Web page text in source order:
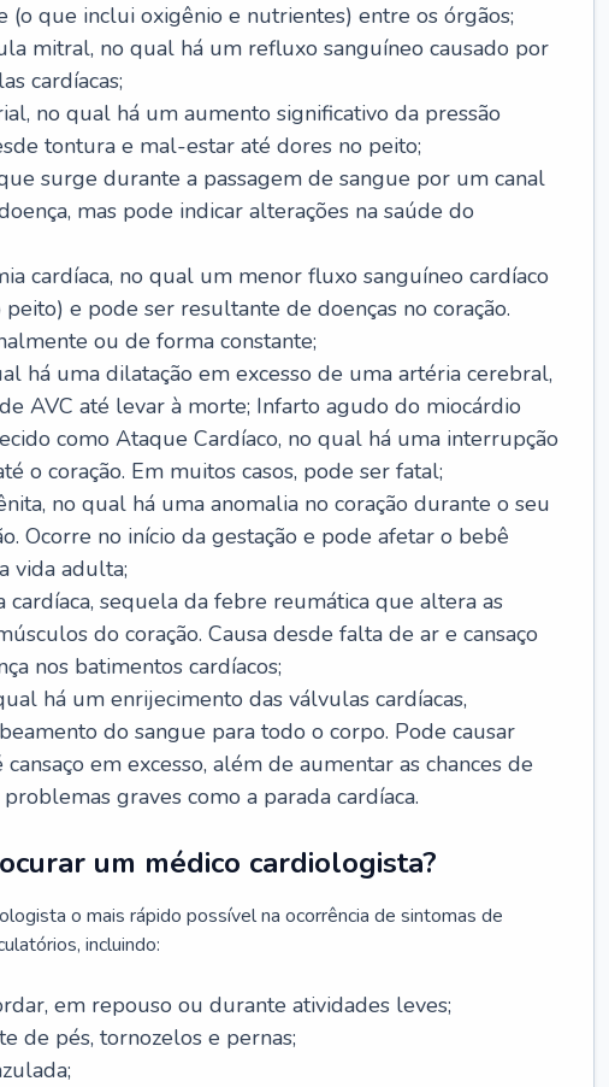
(o que inclui oxigênio e nutrientes) entre os órgãos;
mitral, no qual há um refluxo sanguíneo causado por
cardíacas;
no qual há um aumento significativo da pressão
tontura e mal-estar até dores no peito;
surge durante a passagem de sangue por um canal
mas pode indicar alterações na saúde do
cardíaca, no qual um menor fluxo sanguíneo cardíaco
e pode ser resultante de doenças no coração.
ou de forma constante;
há uma dilatação em excesso de uma artéria cerebral,
AVC até levar à morte; Infarto agudo do miocárdio
como Ataque Cardíaco, no qual há uma interrupção
o coração. Em muitos casos, pode ser fatal;
no qual há uma anomalia no coração durante o seu
Ocorre no início da gestação e pode afetar o bebê
vida adulta;
cardíaca, sequela da febre reumática que altera as
do coração. Causa desde falta de ar e cansaço
nos batimentos cardíacos;
há um enrijecimento das válvulas cardíacas,
do sangue para todo o corpo. Pode causar
em excesso, além de aumentar as chances de
graves como a parada cardíaca.
um médico cardiologista?
o mais rápido possível na ocorrência de sintomas de
incluindo:
em repouso ou durante atividades leves;
de pés, tornozelos e pernas;